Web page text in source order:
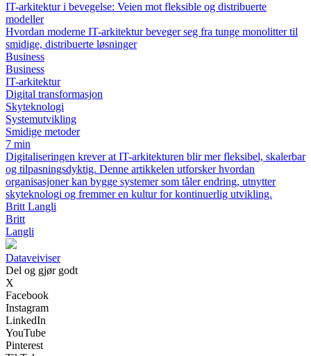
IT-arkitektur i bevegelse: Veien mot fleksible og distribuerte
modeller
Hvordan moderne IT-arkitektur beveger seg fra tunge monolitter til
smidige, distribuerte løsninger
Business
Business
IT-arkitektur
Digital transformasjon
Skyteknologi
Systemutvikling
Smidige metoder
7 min
Digitaliseringen krever at IT-arkitekturen blir mer fleksibel, skalerbar
og tilpasningsdyktig. Denne artikkelen utforsker hvordan
organisasjoner kan bygge systemer som tåler endring, utnytter
skyteknologi og fremmer en kultur for kontinuerlig utvikling.
Britt Langli
Britt
Langli
Dataveiviser
Del og gjør godt
X
Facebook
Instagram
LinkedIn
YouTube
Pinterest